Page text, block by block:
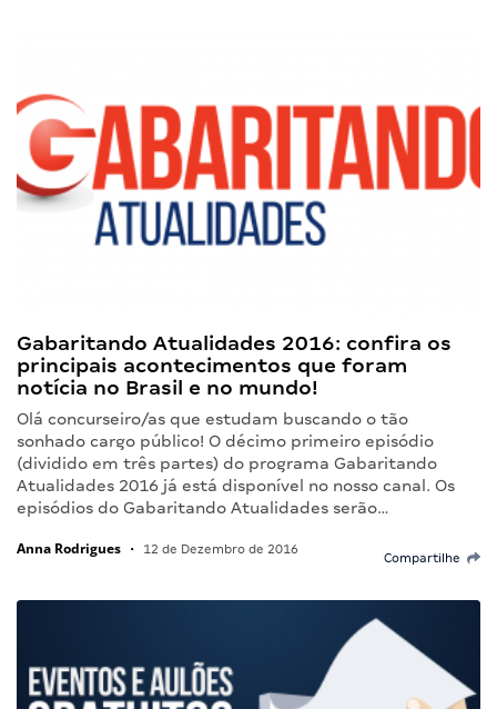
Gabaritando Atualidades 2016: confira os
principais acontecimentos que foram
notícia no Brasil e no mundo!
Olá concurseiro/as que estudam buscando o tão
sonhado cargo público! O décimo primeiro episódio
(dividido em três partes) do programa Gabaritando
Atualidades 2016 já está disponível no nosso canal. Os
episódios do Gabaritando Atualidades serão…
Anna Rodrigues • 12 de Dezembro de 2016
Compartilhe